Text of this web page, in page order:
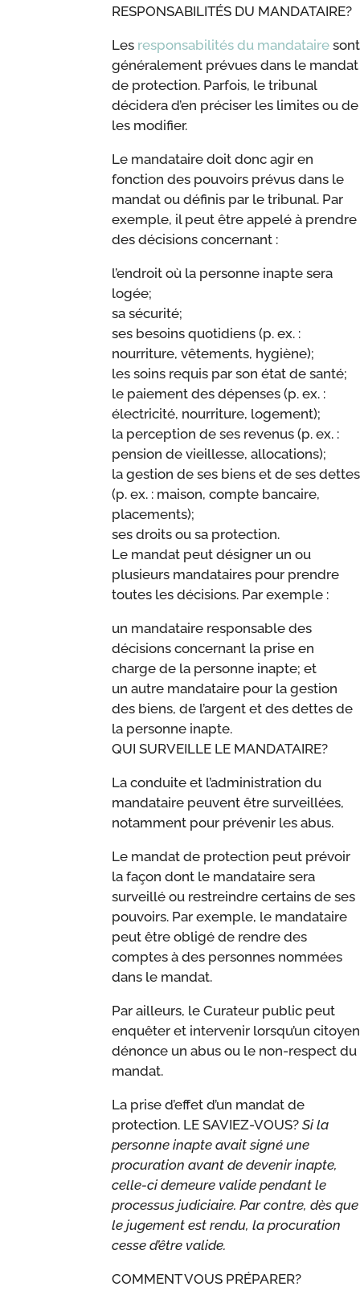
RESPONSABILITÉS DU MANDATAIRE?
Les responsabilités du mandataire sont
généralement prévues dans le mandat
de protection. Parfois, le tribunal
décidera d’en préciser les limites ou de
les modifier.
Le mandataire doit donc agir en
fonction des pouvoirs prévus dans le
mandat ou définis par le tribunal. Par
exemple, il peut être appelé à prendre
des décisions concernant :
l’endroit où la personne inapte sera
logée;
sa sécurité;
ses besoins quotidiens (p. ex. :
nourriture, vêtements, hygiène);
les soins requis par son état de santé;
le paiement des dépenses (p. ex. :
électricité, nourriture, logement);
la perception de ses revenus (p. ex. :
pension de vieillesse, allocations);
la gestion de ses biens et de ses dettes
(p. ex. : maison, compte bancaire,
placements);
ses droits ou sa protection.
Le mandat peut désigner un ou
plusieurs mandataires pour prendre
toutes les décisions. Par exemple :
un mandataire responsable des
décisions concernant la prise en
charge de la personne inapte; et
un autre mandataire pour la gestion
des biens, de l’argent et des dettes de
la personne inapte.
QUI SURVEILLE LE MANDATAIRE?
La conduite et l’administration du
mandataire peuvent être surveillées,
notamment pour prévenir les abus.
Le mandat de protection peut prévoir
la façon dont le mandataire sera
surveillé ou restreindre certains de ses
pouvoirs. Par exemple, le mandataire
peut être obligé de rendre des
comptes à des personnes nommées
dans le mandat.
Par ailleurs, le Curateur public peut
enquêter et intervenir lorsqu’un citoyen
dénonce un abus ou le non-respect du
mandat.
La prise d’effet d’un mandat de
protection. LE SAVIEZ-VOUS? Si la
personne inapte avait signé une
procuration avant de devenir inapte,
celle-ci demeure valide pendant le
processus judiciaire. Par contre, dès que
le jugement est rendu, la procuration
cesse d’être valide.
COMMENT VOUS PRÉPARER?